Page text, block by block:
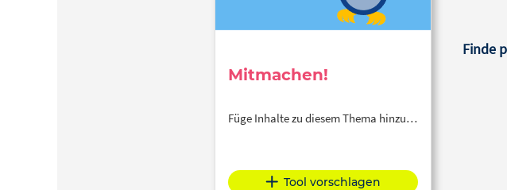
Mitmachen!
Füge Inhalte zu diesem Thema hinzu…
Tool vorschlagen
Finde